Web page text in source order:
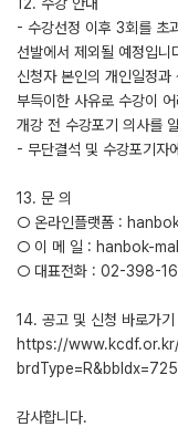
- 수강선정 이후 3회를 초
선발에서 제외될 예정입니
신청자 본인의 개인일정과
부득이한 사유로 수강이
개강 전 수강포기 의사를
- 무단결석 및 수강포기자
13. 문 의
○ 온라인플랫폼 :
○ 이 메 일 : hanbok-
○ 대표전화 : 02-398-
14. 공고 및 신청 바로가기
https://
감사합니다.